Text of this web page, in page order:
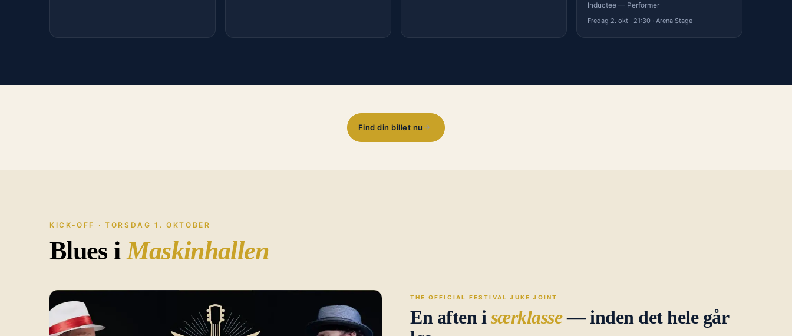
Inductee — Performer
Fredag 2. okt · 21:30 · Arena Stage
Find din billet nu→
KICK-OFF · TORSDAG 1. OKTOBER
Blues iMaskinhallen
THE OFFICIAL FESTIVAL JUKE JOINT
En aften isærklasse— inden det hele går